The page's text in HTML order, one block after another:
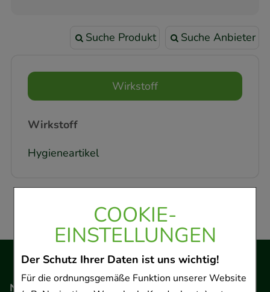
COOKIE-
EINSTELLUNGEN
Der Schutz Ihrer Daten ist uns wichtig!
Für die ordnungsgemäße Funktion unserer Website
Suche Produkt Suche Anbieter
Wirkstoff
Wirkstoff
Hygieneartikel
Navigation